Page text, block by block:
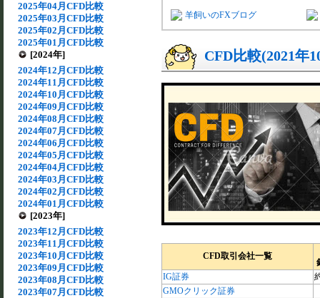
2025年04月CFD比較
2025年03月CFD比較
2025年02月CFD比較
2025年01月CFD比較
[2024年]
2024年12月CFD比較
2024年11月CFD比較
2024年10月CFD比較
2024年09月CFD比較
2024年08月CFD比較
2024年07月CFD比較
2024年06月CFD比較
2024年05月CFD比較
2024年04月CFD比較
2024年03月CFD比較
2024年02月CFD比較
2024年01月CFD比較
[2023年]
2023年12月CFD比較
2023年11月CFD比較
2023年10月CFD比較
2023年09月CFD比較
2023年08月CFD比較
2023年07月CFD比較
羊飼いのFXブログ
CFD比較(2021年
CFD取引会社一覧
IG証券
GMOクリック証券